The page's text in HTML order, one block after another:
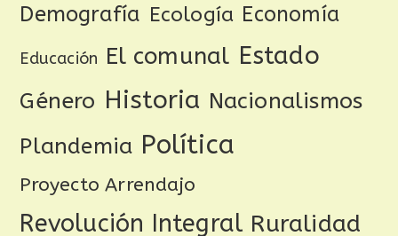
Demografía Ecología Economía
Educación El comunal Estado
Género Historia Nacionalismos
Plandemia Política
Proyecto Arrendajo
Revolución Integral Ruralidad